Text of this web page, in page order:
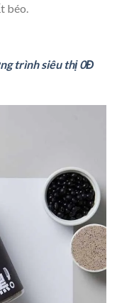
béo.
trình siêu thị 0Đ